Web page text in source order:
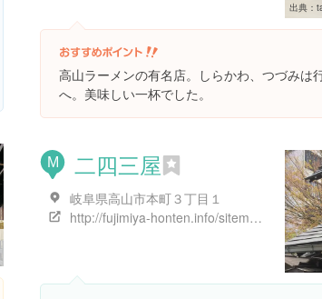
出典：
高山ラーメンの有名店。しらかわ、つづみは
へ。美味しい一杯でした。
M 二四三屋
岐阜県高山市本町３丁目１
http://fujimiya-honten.info/sitemap.html